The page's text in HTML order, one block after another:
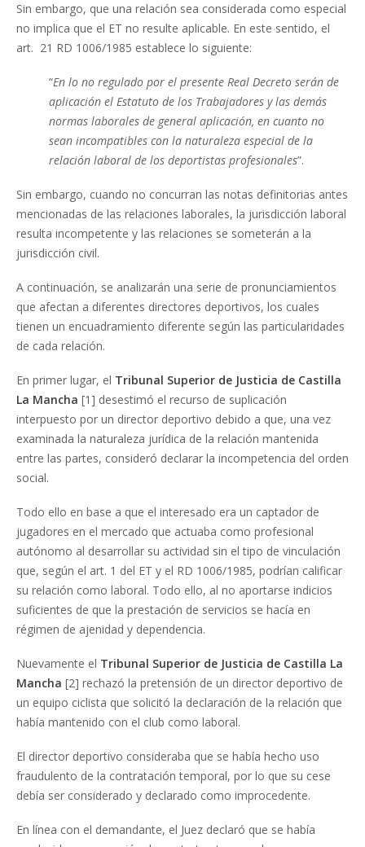
Sin embargo, que una relación sea considerada como especial
no implica que el ET no resulte aplicable. En este sentido, el
art. 21 RD 1006/1985 establece lo siguiente:
“En lo no regulado por el presente Real Decreto serán de
aplicación el Estatuto de los Trabajadores y las demás
normas laborales de general aplicación, en cuanto no
sean incompatibles con la naturaleza especial de la
relación laboral de los deportistas profesionales”.
Sin embargo, cuando no concurran las notas definitorias antes
mencionadas de las relaciones laborales, la jurisdicción laboral
resulta incompetente y las relaciones se someterán a la
jurisdicción civil.
A continuación, se analizarán una serie de pronunciamientos
que afectan a diferentes directores deportivos, los cuales
tienen un encuadramiento diferente según las particularidades
de cada relación.
En primer lugar, el Tribunal Superior de Justicia de Castilla
La Mancha [1] desestimó el recurso de suplicación
interpuesto por un director deportivo debido a que, una vez
examinada la naturaleza jurídica de la relación mantenida
entre las partes, consideró declarar la incompetencia del orden
social.
Todo ello en base a que el interesado era un captador de
jugadores en el mercado que actuaba como profesional
autónomo al desarrollar su actividad sin el tipo de vinculación
que, según el art. 1 del ET y el RD 1006/1985, podrían calificar
su relación como laboral. Todo ello, al no aportarse indicios
suficientes de que la prestación de servicios se hacía en
régimen de ajenidad y dependencia.
Nuevamente el Tribunal Superior de Justicia de Castilla La
Mancha [2] rechazó la pretensión de un director deportivo de
un equipo ciclista que solicitó la declaración de la relación que
había mantenido con el club como laboral.
El director deportivo consideraba que se había hecho uso
fraudulento de la contratación temporal, por lo que su cese
debía ser considerado y declarado como improcedente.
En línea con el demandante, el Juez declaró que se había